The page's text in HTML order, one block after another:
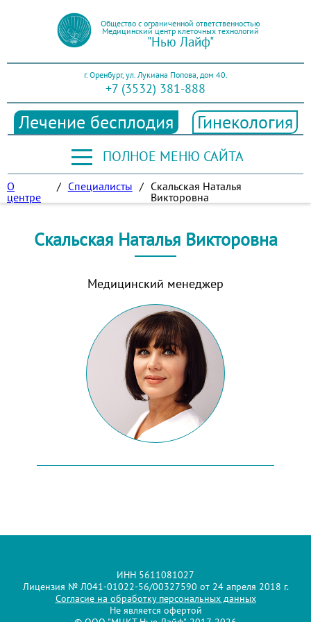
Общество с ограниченной ответственностью
Медицинский центр клеточных технологий
"Нью Лайф"
г. Оренбург, ул. Лукиана Попова, дом 40.
+7 (3532) 381-888
Лечение бесплодия Гинекология
ПОЛНОЕ МЕНЮ САЙТА
О
центре
/ Специалисты / Скальская Наталья
Викторовна
Скальская Наталья Викторовна
Медицинский менеджер
ИНН 5611081027
Лицензия № Л041-01022-56/00327590 от 24 апреля 2018 г.
Согласие на обработку персональных данных
Не является офертой